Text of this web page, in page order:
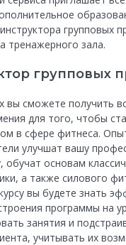
групповых
тренажерного зала.
групповых
вы сможете получить
для того, чтобы
в сфере фитнеса.
улучшат вашу
обучат основам
а также силового
вы будете знать
программы на
занятия и
учитывать их